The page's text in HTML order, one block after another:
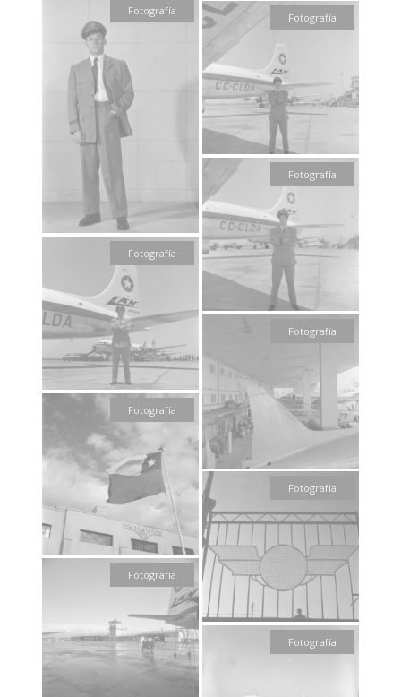
Fotografía Fotografía
Fotografía
Fotografía
Fotografía
Fotografía
Fotografía
Fotografía
Fotografía
Fotografía